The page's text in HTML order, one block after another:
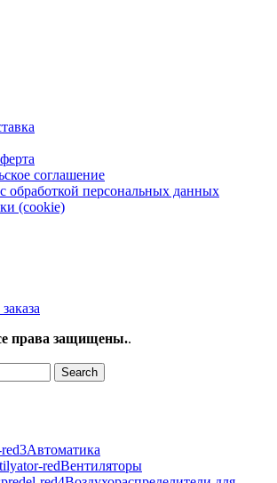
соглашение
обработкой персональных данных
(cookie)
права защищены..
Search
Автоматика
Вентиляторы